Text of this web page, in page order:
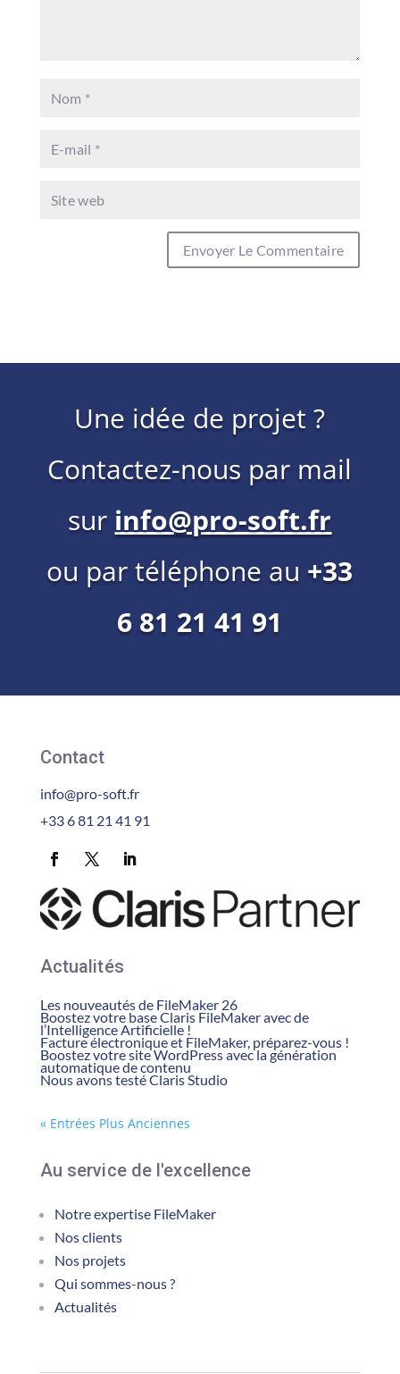
Une idée de projet ?
Contactez-nous par mail
sur info@pro-soft.fr
ou par téléphone au +33
6 81 21 41 91
Contact
info@pro-soft.fr
+33 6 81 21 41 91
Actualités
Les nouveautés de FileMaker 26
Boostez votre base Claris FileMaker avec de
l’Intelligence Artificielle !
Facture électronique et FileMaker, préparez-vous !
Boostez votre site WordPress avec la génération
automatique de contenu
Nous avons testé Claris Studio
« Entrées Plus Anciennes
Au service de l'excellence
Notre expertise FileMaker
Nos clients
Nos projets
Qui sommes-nous ?
Actualités